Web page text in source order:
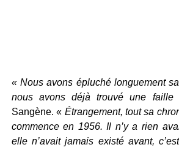
« Nous avons épluché longuement
nous avons déjà trouvé une faille
Sangène. « Étrangement, tout sa
commence en 1956. Il n’y a rien
elle n’avait jamais existé avant,